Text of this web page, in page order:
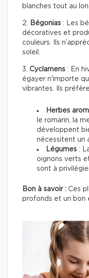
blanches tout au
2. Bégonias : Les
décoratives et
couleurs. Ils
soleil.
3. Cyclamens : En
égayer n'importe
vibrantes. Ils
Herbes
le romarin, la
développent
nécessitent un
Légumes :
oignons verts
sont à
Bon à savoir : Ces
profonds et un bon